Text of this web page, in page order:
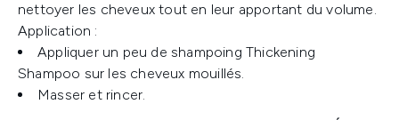
nettoyer les cheveux tout en leur apportant du volume.
Application :
Appliquer un peu de shampoing Thickening
Shampoo sur les cheveux mouillés.
Masser et rincer.